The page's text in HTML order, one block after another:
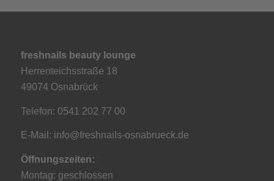
freshnails beauty lounge
Herrenteichsstraße 18
49074 Osnabrück
Telefon: 0541 202 77 00
E-Mail: info@freshnails-osnabrueck.de
Öffnungszeiten:
Montag: geschlossen